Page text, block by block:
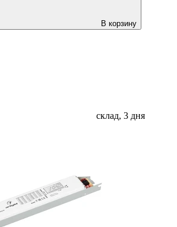
В корзину
склад, 3 дня